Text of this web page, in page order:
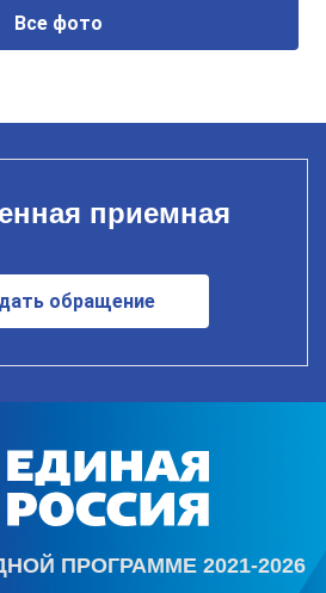
Все фото
приемная
обращение
ПРОГРАММЕ 2021-2026